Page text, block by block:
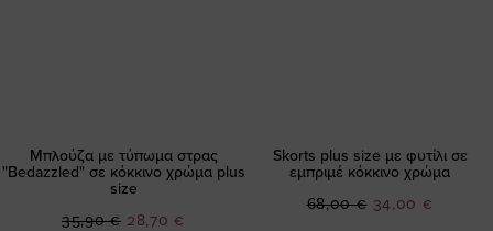
Μπλούζα με τύπωμα στρας
"Bedazzled" σε κόκκινο χρώμα plus
size
Ειδική
28,70 €
35,90 €
Skorts plus size με φυτίλι σε
εμπριμέ κόκκινο χρώμα
Ειδική
34,00 €
68,00 €